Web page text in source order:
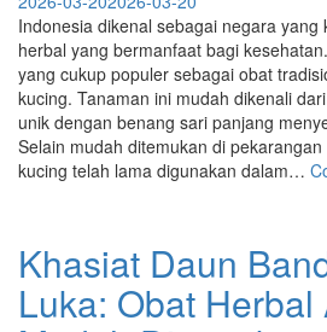
untuk
Kesehatan”
Indonesia dikenal sebagai negara yang
herbal yang bermanfaat bagi
yang cukup populer sebagai obat
kucing. Tanaman ini mudah dikenali
unik dengan benang sari panjang
Selain mudah ditemukan di
kucing telah lama digunakan dalam…
Khasiat Daun
Luka: Obat Herbal